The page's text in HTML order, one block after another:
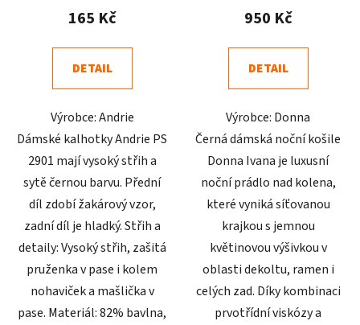
produktu
5,0
z
hvězdiček.
165 Kč
DETAIL
Výrobce: Andrie
Dámské kalhotky Andrie PS
2901 mají vysoký střih a
sytě černou barvu. Přední
díl zdobí žakárový vzor,
zadní díl je hladký. Střih a
detaily: Vysoký střih, zašitá
pruženka v pase i kolem
nohaviček a mašlička v
pase. Materiál: 82% bavlna,
produktu
4,7
z
hvězdiček.
950 Kč
DETAIL
Výrobce: Donna
Černá dámská noční košile
Donna Ivana je luxusní
noční prádlo nad kolena,
které vyniká síťovanou
krajkou s jemnou
květinovou výšivkou v
oblasti dekoltu, ramen i
celých zad. Díky kombinaci
prvotřídní viskózy a